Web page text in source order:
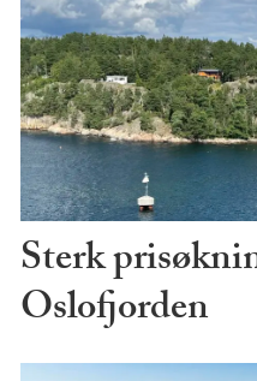
Sterk
Oslofjorden